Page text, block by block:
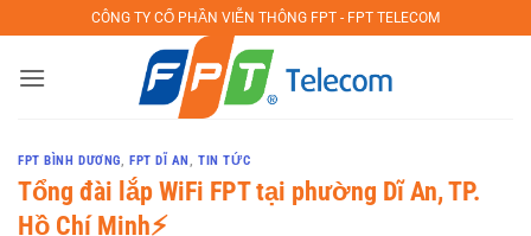
qua
nội
CÔNG TY CỔ PHẦN VIỄN THÔNG FPT - FPT TELECOM
FPT BÌNH DƯƠNG, FPT DĨ AN,TIN TỨC
Tổng đài lắp WiFi FPT tại phường Dĩ An, TP.
Hồ Chí Minh⚡️